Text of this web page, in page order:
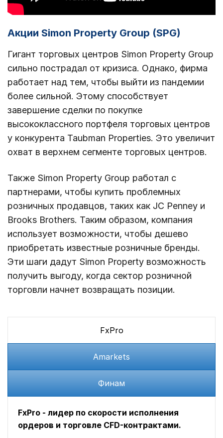
Акции Simon Property Group (SPG)
Гигант торговых центров Simon Property Group
сильно пострадал от кризиса. Однако, фирма
работает над тем, чтобы выйти из пандемии
более сильной. Этому способствует
завершение сделки по покупке
высококлассного портфеля торговых центров
у конкурента Taubman Properties. Это увеличит
охват в верхнем сегменте торговых центров.
Также Simon Property Group работал с
партнерами, чтобы купить проблемных
розничных продавцов, таких как JC Penney и
Brooks Brothers. Таким образом, компания
использует возможности, чтобы дешево
приобретать известные розничные бренды.
Эти шаги дадут Simon Property возможность
получить выгоду, когда сектор розничной
торговли начнет возвращать позиции.
FxPro
Amarkets
Финам
FxPro - лидер по скорости исполнения
ордеров и торговле CFD-контрактами.